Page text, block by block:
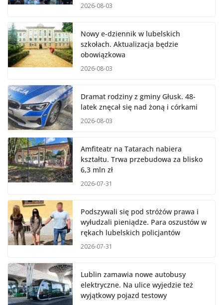
2026-08-03
Nowy e-dziennik w lubelskich
szkołach. Aktualizacja będzie
obowiązkowa
2026-08-03
Dramat rodziny z gminy Głusk. 48-
latek znęcał się nad żoną i córkami
2026-08-03
Amfiteatr na Tatarach nabiera
kształtu. Trwa przebudowa za blisko
6,3 mln zł
2026-07-31
Podszywali się pod stróżów prawa i
wyłudzali pieniądze. Para oszustów w
rękach lubelskich policjantów
2026-07-31
Lublin zamawia nowe autobusy
elektryczne. Na ulice wyjedzie też
wyjątkowy pojazd testowy